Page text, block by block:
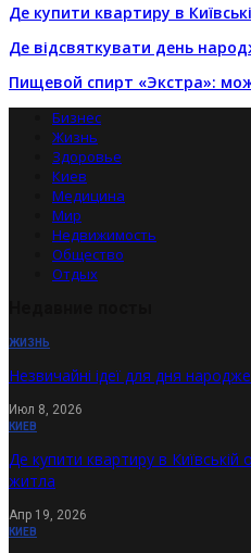
Де купити квартиру в
Де відсвяткувати день
Пищевой спирт «Экстра»:
Бизнес
Жизнь
Здоровье
Киев
Медицина
Мир
Недвижимость
Общество
Отдых
ЖИЗНЬ
Незвичайні ідеї для дня
Июл 8, 2026
КИЕВ
Де купити квартиру в Київській
житла
Апр 19, 2026
КИЕВ